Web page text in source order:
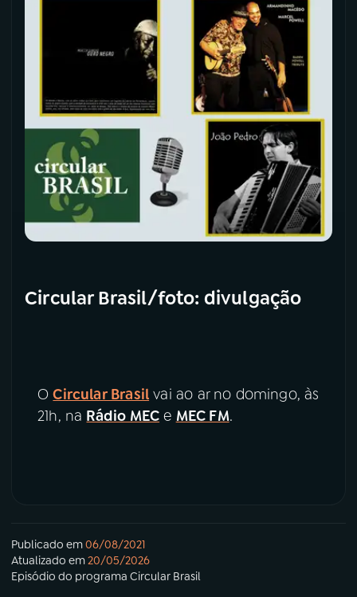
Circular Brasil/foto: divulgação
OCircular Brasil vai ao ar no domingo, às
21h, na Rádio MEC e MEC FM.
Publicado em06/08/2021
Atualizado em20/05/2026
Episódio do programa Circular Brasil